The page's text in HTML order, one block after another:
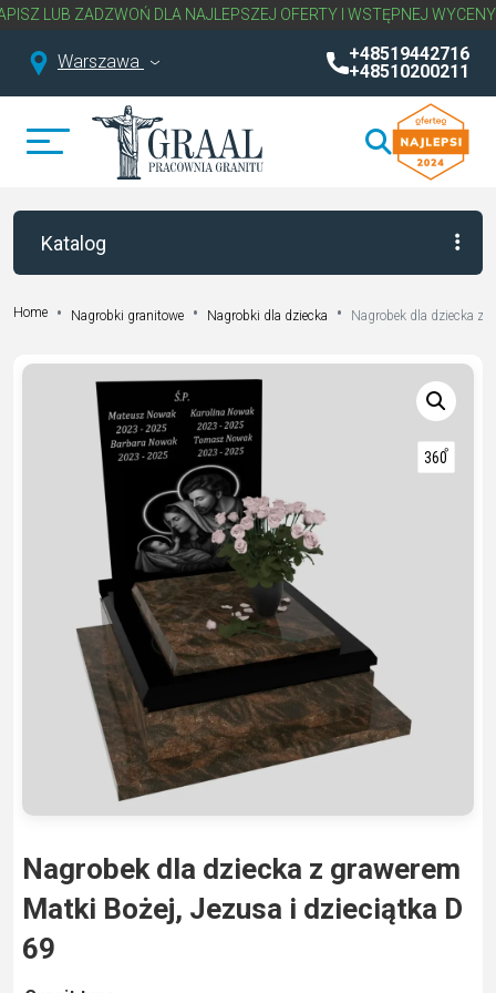
ZADZWOŃ DLA NAJLEPSZEJ OFERTY I WSTĘPNEJ WYCENY
Warszawa
+48519442716
+48510200211
Katalog
Home Nagrobki granitowe Nagrobki dla dziecka Nagrobek dla dziecka z
Nagrobek dla dziecka z grawerem
Matki Bożej, Jezusa i dzieciątka D
69